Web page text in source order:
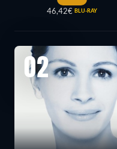
46,42€ BLU-RAY
02